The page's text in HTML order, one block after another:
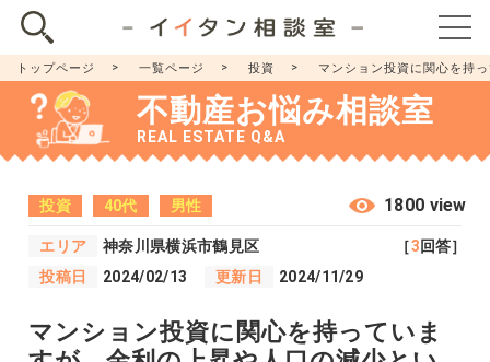
トップページ 一覧ページ 投資 マンション投資に関心を持
不動産お悩み相談室
REAL ESTATE Q&A
投資 40代 男性
エリア
神奈川県横浜市鶴見区
投稿日
2024/02/13 更新日 2024/11/29
［3回答］
1800 view
マンション投資に関心を持っていま